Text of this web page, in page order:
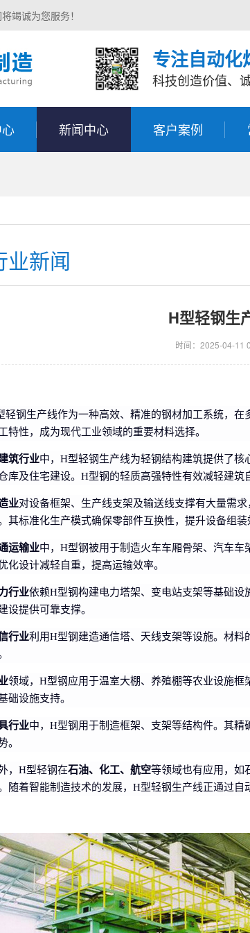
竭诚为您服务！
专注自动化
科技创造价值、
新闻中心 客户案例
业新闻
H型轻钢生
时间：2025-04-11
轻钢生产线作为一种高效、精准的钢材加工系统，
特性，成为现代工业领域的重要材料选择。
筑行业中，H型轻钢生产线为轻钢结构建筑提供了
库及住宅建设。H型钢的轻质高强特性有效减轻建筑
业对设备框架、生产线支架及输送线支撑有大量需
其标准化生产模式确保零部件互换性，提升设备组装
运输业中，H型钢被用于制造火车车厢骨架、汽车
化设计减轻自重，提高运输效率。
行业依赖H型钢构建电力塔架、变电站支架等基础
设提供可靠支撑。
行业利用H型钢建造通信塔、天线支架等设施。材
领域，H型钢应用于温室大棚、养殖棚等农业设施
础设施支持。
行业中，H型钢用于制造框架、支架等结构件。其
。
，H型轻钢在石油、化工、航空等领域也有应用，如
随着智能制造技术的发展，H型轻钢生产线正通过